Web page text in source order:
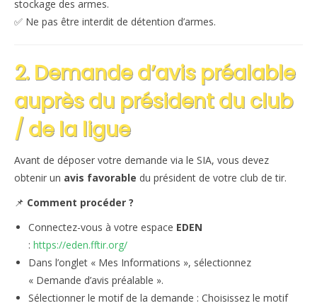
stockage des armes.
✅ Ne pas être interdit de détention d’armes.
2. Demande d’avis préalable
auprès du président du club
/ de la ligue
Avant de déposer votre demande via le SIA, vous devez
obtenir un avis favorable du président de votre club de tir.
📌 Comment procéder ?
Connectez-vous à votre espace EDEN
: https://eden.fftir.org/
Dans l’onglet « Mes Informations », sélectionnez
« Demande d’avis préalable ».
Sélectionner le motif de la demande : Choisissez le motif